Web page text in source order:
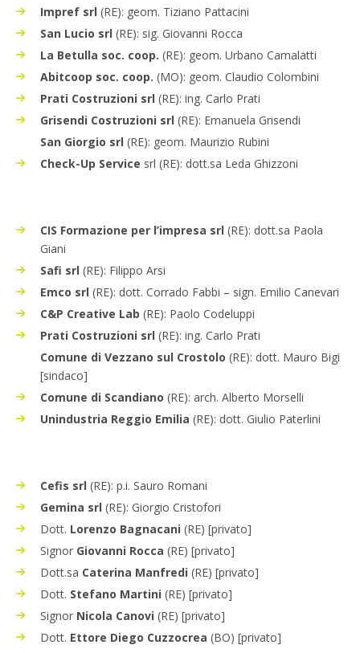
Impref srl (RE): geom. Tiziano Pattacini
San Lucio srl (RE): sig. Giovanni Rocca
La Betulla soc. coop. (RE): geom. Urbano Camalatti
Abitcoop soc. coop. (MO): geom. Claudio Colombini
Prati Costruzioni srl (RE): ing. Carlo Prati
Grisendi Costruzioni srl (RE): Emanuela Grisendi
San Giorgio srl (RE): geom. Maurizio Rubini
Check-Up Service srl (RE): dott.sa Leda Ghizzoni
CIS Formazione per l’impresa srl (RE): dott.sa Paola
Giani
Safi srl (RE): Filippo Arsi
Emco srl (RE): dott. Corrado Fabbi – sign. Emilio Canevari
C&P Creative Lab (RE): Paolo Codeluppi
Prati Costruzioni srl (RE): ing. Carlo Prati
Comune di Vezzano sul Crostolo (RE): dott. Mauro Bigi
[sindaco]
Comune di Scandiano (RE): arch. Alberto Morselli
Unindustria Reggio Emilia (RE): dott. Giulio Paterlini
Cefis srl (RE): p.i. Sauro Romani
Gemina srl (RE): Giorgio Cristofori
Dott. Lorenzo Bagnacani (RE) [privato]
Signor Giovanni Rocca (RE) [privato]
Dott.sa Caterina Manfredi (RE) [privato]
Dott. Stefano Martini (RE) [privato]
Signor Nicola Canovi (RE) [privato]
Dott. Ettore Diego Cuzzocrea (BO) [privato]